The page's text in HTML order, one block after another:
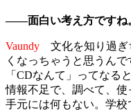
――面白い考え方ですね
Vaundy 文化を知り過ぎ
くなっちゃうと思うん
「CDなんて」ってなる
情報不足で、調べて、
手元には何もない。学